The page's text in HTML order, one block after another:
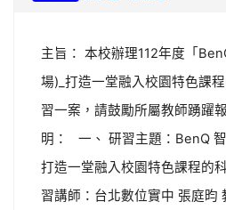
主旨： 本校辦理112年度「
場)_打造一堂融入校園特色課
習一案，請鼓勵所屬教師踴躍
明： 一、 研習主題：BenQ 智
打造一堂融入校園特色課程的
習講師：台北數位實中 張庭昀